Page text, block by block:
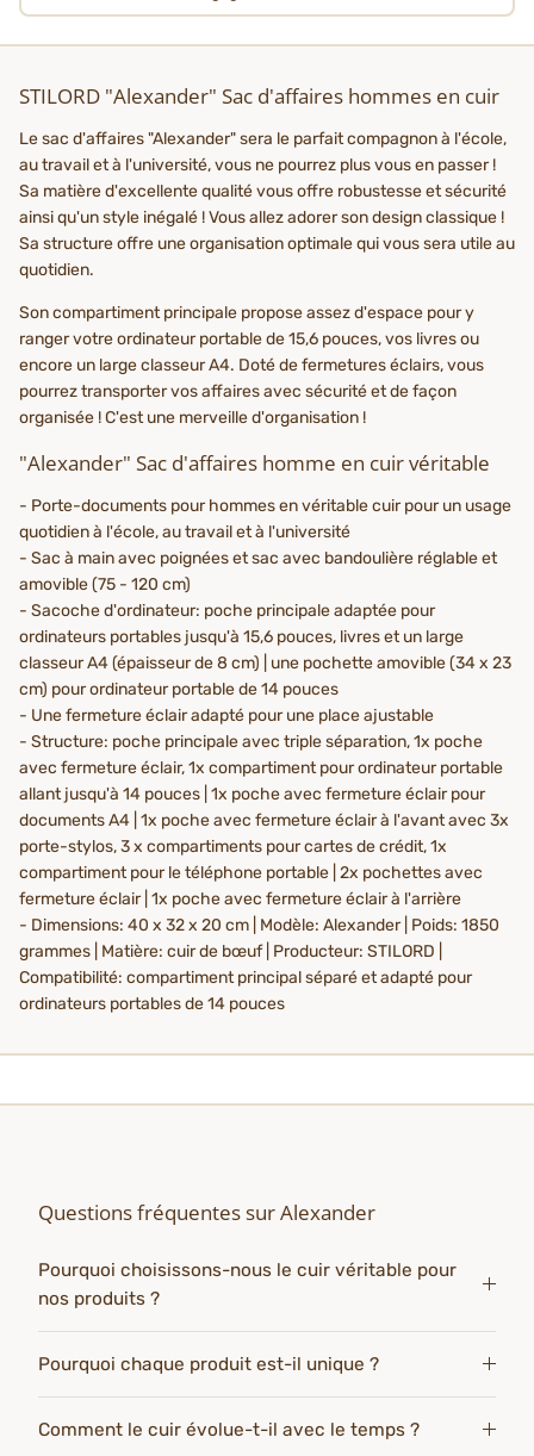
STILORD "Alexander" Sac d'affaires hommes en cuir
Le sac d'affaires "Alexander" sera le parfait compagnon à l'école,
au travail et à l'université, vous ne pourrez plus vous en passer !
Sa matière d'excellente qualité vous offre robustesse et sécurité
ainsi qu'un style inégalé ! Vous allez adorer son design classique !
Sa structure offre une organisation optimale qui vous sera utile au
quotidien.
Son compartiment principale propose assez d'espace pour y
ranger votre ordinateur portable de 15,6 pouces, vos livres ou
encore un large classeur A4. Doté de fermetures éclairs, vous
pourrez transporter vos affaires avec sécurité et de façon
organisée ! C'est une merveille d'organisation !
"Alexander" Sac d'affaires homme en cuir véritable
- Porte-documents pour hommes en véritable cuir pour un usage
quotidien à l'école, au travail et à l'université
- Sac à main avec poignées et sac avec bandoulière réglable et
amovible (75 - 120 cm)
- Sacoche d'ordinateur: poche principale adaptée pour
ordinateurs portables jusqu'à 15,6 pouces, livres et un large
classeur A4 (épaisseur de 8 cm) | une pochette amovible (34 x 23
cm) pour ordinateur portable de 14 pouces
- Une fermeture éclair adapté pour une place ajustable
- Structure: poche principale avec triple séparation, 1x poche
avec fermeture éclair, 1x compartiment pour ordinateur portable
allant jusqu'à 14 pouces | 1x poche avec fermeture éclair pour
documents A4 | 1x poche avec fermeture éclair à l'avant avec 3x
porte-stylos, 3 x compartiments pour cartes de crédit, 1x
compartiment pour le téléphone portable | 2x pochettes avec
fermeture éclair | 1x poche avec fermeture éclair à l'arrière
- Dimensions: 40 x 32 x 20 cm | Modèle: Alexander | Poids: 1850
grammes | Matière: cuir de bœuf | Producteur: STILORD |
Compatibilité: compartiment principal séparé et adapté pour
ordinateurs portables de 14 pouces
Questions fréquentes sur Alexander
Pourquoi choisissons-nous le cuir véritable pour
nos produits ?
Pourquoi chaque produit est-il unique ?
Comment le cuir évolue-t-il avec le temps ?